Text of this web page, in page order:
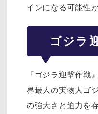
インになる可能性
ゴジラ
『ゴジラ迎撃作戦
界最大の実物大ゴ
の強大さと迫力を